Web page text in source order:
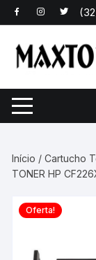
Pular
para
conteúdo
Início /Cartucho
TONER HP
Oferta!